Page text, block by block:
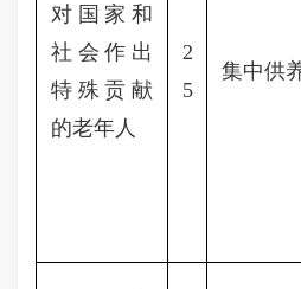
对国家和
社会作出
特殊贡献
的老年人
2
5
集中供